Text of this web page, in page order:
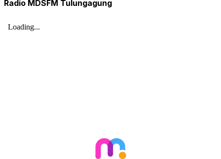
Radio MDSFM Tulungagung